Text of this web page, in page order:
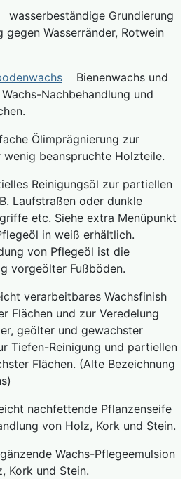
wasserbeständige Grundierung
gegen Wasserränder, Rotwein
Bienenwachs und
Nachbehandlung und
Ölimprägnierung zur
beanspruchte Holzteile.
Reinigungsöl zur partiellen
Laufstraßen oder dunkle
etc. Siehe extra Menüpunkt
in weiß erhältlich.
von Pflegeöl ist die
vorgeölter Fußböden.
verarbeitbares Wachsfinish
Flächen und zur Veredelung
geölter und gewachster
Tiefen-Reinigung und partiellen
Flächen. (Alte Bezeichnung
nachfettende Pflanzenseife
von Holz, Kork und Stein.
Wachs-Pflegeemulsion
Kork und Stein.